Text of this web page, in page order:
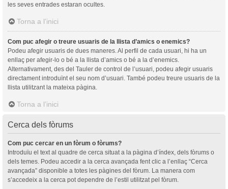
les seves entrades estaran ocultes.
Torna a l’inici
Com puc afegir o treure usuaris de la llista d’amics o enemics?
Podeu afegir usuaris de dues maneres. Al perfil de cada usuari, hi ha un
enllaç per afegir-lo o bé a la llista d’amics o bé a la d’enemics.
Alternativament, des del Tauler de control de l’usuari, podeu afegir usuaris
directament introduïnt el seu nom d’usuari. També podeu treure usuaris de la
llista utilitzant la mateixa pàgina.
Torna a l’inici
Cerca dels fòrums
Com puc cercar en un fòrum o fòrums?
Introduïu el text al quadre de cerca situat a la pàgina d’índex, dels fòrums o
dels temes. Podeu accedir a la cerca avançada fent clic a l’enllaç “Cerca
avançada” disponible a totes les pàgines del fòrum. La manera com
s’accedeix a la cerca pot dependre de l’estil utilitzat pel fòrum.